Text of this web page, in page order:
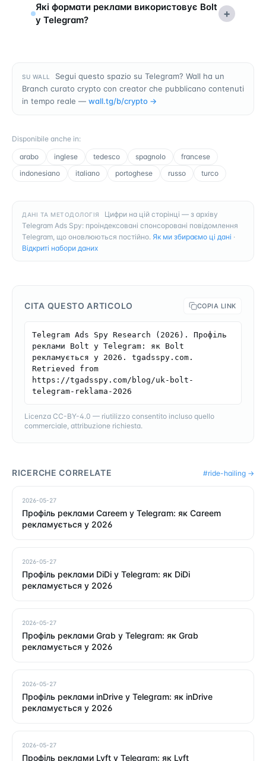
Які формати реклами використовує Bolt
у Telegram?
+
SU WALL
Segui questo spazio su Telegram? Wall ha un
Branch curato crypto con creator che pubblicano contenuti
in tempo reale — wall.tg/b/crypto →
Disponibile anche in:
arabo
inglese tedesco spagnolo
francese
indonesiano
italiano portoghese russo turco
ДАНІ ТА МЕТОДОЛОГІЯ
Цифри на цій сторінці — з архіву
Telegram Ads Spy: проіндексовані спонсоровані повідомлення
Telegram, що оновлюються постійно. Як ми збираємо ці дані ·
Відкриті набори даних
CITA QUESTO ARTICOLO COPIA LINK
Telegram Ads Spy Research (2026). Профіль
реклами Bolt у Telegram: як Bolt
рекламується у 2026. tgadsspy.com.
Retrieved from
https://tgadsspy.com/blog/uk-bolt-
telegram-reklama-2026
Licenza CC-BY-4.0 — riutilizzo consentito incluso quello
commerciale, attribuzione richiesta.
RICERCHE CORRELATE #ride-hailing →
2026-05-27
Профіль реклами Careem у Telegram: як Careem
рекламується у 2026
2026-05-27
Профіль реклами DiDi у Telegram: як DiDi
рекламується у 2026
2026-05-27
Профіль реклами Grab у Telegram: як Grab
рекламується у 2026
2026-05-27
Профіль реклами inDrive у Telegram: як inDrive
рекламується у 2026
2026-05-27
Профіль реклами Lyft у Telegram: як Lyft